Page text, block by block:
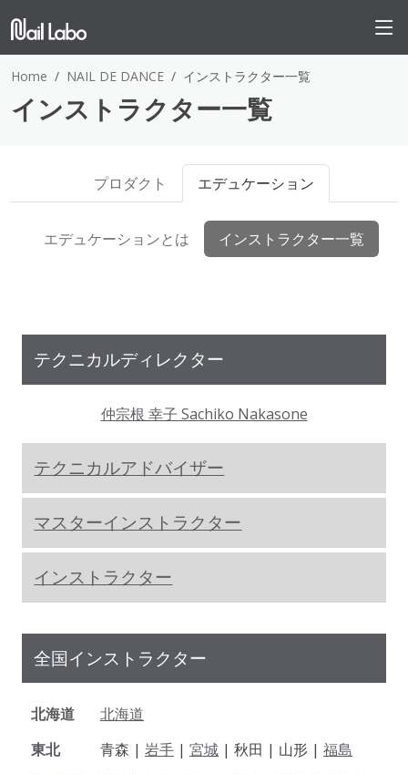
Home NAIL DE DANCE インストラクター一覧
インストラクター一覧
プロダクト エデュケーション
エデュケーションとは インストラクター一覧
テクニカルディレクター
仲宗根 幸子 Sachiko Nakasone
テクニカルアドバイザー
マスターインストラクター
インストラクター
全国インストラクター
北海道
北海道
東北
青森 | 岩手 | 宮城 | 秋田 | 山形 | 福島